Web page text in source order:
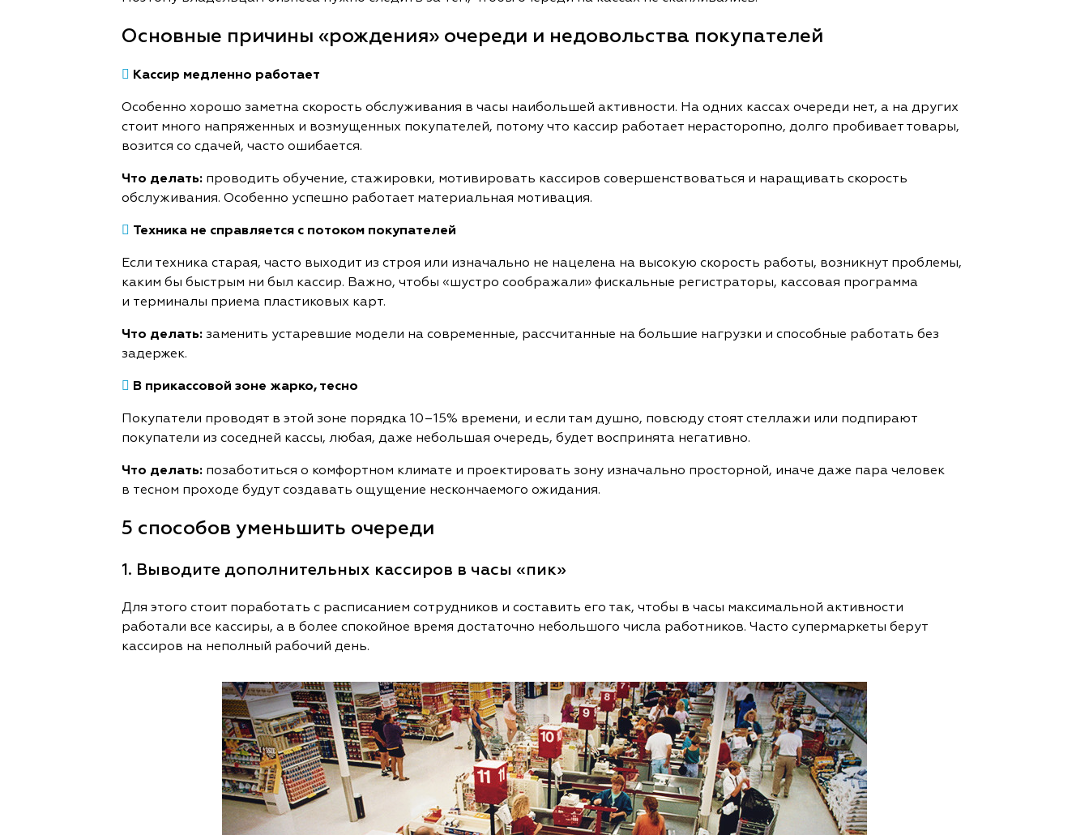
Основные причины «рождения» очереди и недовольства покупателей
 Кассир медленно работает
Особенно хорошо заметна скорость обслуживания в часы наибольшей активности. На одних кассах очереди нет, а на других
стоит много напряженных и возмущенных покупателей, потому что кассир работает нерасторопно, долго пробивает товары,
возится со сдачей, часто ошибается.
Что делать: проводить обучение, стажировки, мотивировать кассиров совершенствоваться и наращивать скорость
обслуживания. Особенно успешно работает материальная мотивация.
 Техника не справляется с потоком покупателей
Если техника старая, часто выходит из строя или изначально не нацелена на высокую скорость работы, возникнут проблемы,
каким бы быстрым ни был кассир. Важно, чтобы «шустро соображали» фискальные регистраторы, кассовая программа
и терминалы приема пластиковых карт.
Что делать:заменить устаревшие модели на современные, рассчитанные на большие нагрузки и способные работать без
задержек.
 В прикассовой зоне жарко, тесно
Покупатели проводят в этой зоне порядка 10–15% времени, и если там душно, повсюду стоят стеллажи или подпирают
покупатели из соседней кассы, любая, даже небольшая очередь, будет воспринята негативно.
Что делать: позаботиться о комфортном климате и проектировать зону изначально просторной, иначе даже пара человек
в тесном проходе будут создавать ощущение нескончаемого ожидания.
5 способов уменьшить очереди
1. Выводите дополнительных кассиров в часы «пик»
Для этого стоит поработать с расписанием сотрудников и составить его так, чтобы в часы максимальной активности
работали все кассиры, а в более спокойное время достаточно небольшого числа работников. Часто супермаркеты берут
кассиров на неполный рабочий день.